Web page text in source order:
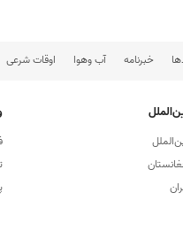
خبرنامه آب وهوا اوقات شرعی